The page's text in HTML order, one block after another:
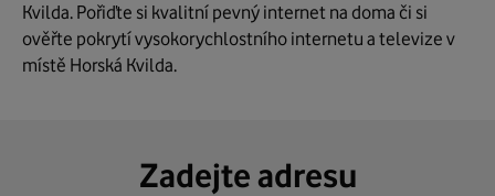
Kvilda. Pořiďte si kvalitní pevný internet na doma či si
ověřte pokrytí vysokorychlostního internetu a televize v
místě Horská Kvilda.
Zadejte adresu